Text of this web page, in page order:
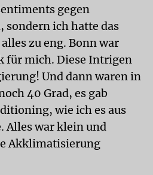
gegen
sondern ich hatte das
zu eng. Bonn war
für mich. Diese Intrigen
Und dann waren in
40 Grad, es gab
wie ich es aus
Alles war klein und
Akklimatisierung